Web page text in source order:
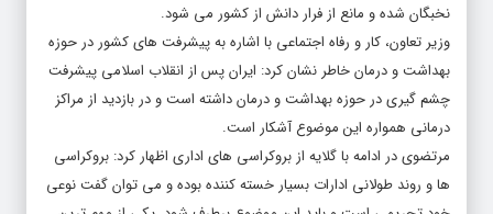
نخبگان شده و مانع از فرار دانش از کشور می شود.
وزیر تعاون، کار و رفاه اجتماعی با اشاره به پیشرفت های کشور در حوزه
بهداشت و درمان خاطر نشان کرد: ایران پس از انقلاب اسلامی پیشرفت
چشم گیری در حوزه بهداشت و درمان داشته است و در بازدید از مراکز
درمانی همواره این موضوع آشکار است.
مرتضوی در ادامه با گلایه از بروکراسی های اداری اظهار کرد: بروکراسی
ها و روند طولانی ادارات بسیار خسته کننده بوده و می توان گفت نوعی